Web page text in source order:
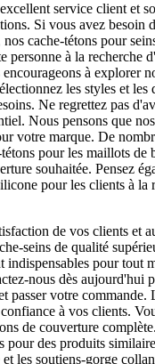
service client et
Si vous avez besoin
cache-tétons pour
personne à la recherche
à explorer
les styles et
Ne regrettez pas
Nous pensons que
votre marque. De
pour les maillots de
souhaitée. Pensez
pour les clients à la
de vos clients et
seins de qualité
indispensables pour tout
nous dès aujourd'hui
passer votre commande.
à vos clients.
de couverture
pour des produits
les soutiens-gorge